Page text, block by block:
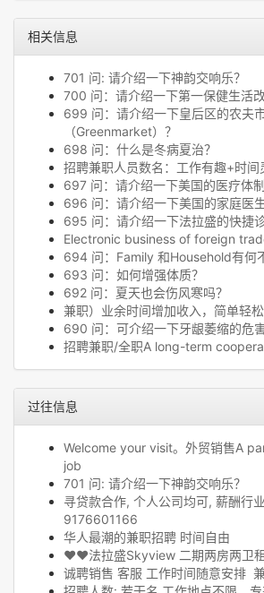
相关信息
701 问: 请介绍一下神韵交响乐？
700 问：请介绍一下第一保健生活改
699 问：请介绍一下皇后区的农夫
（Greenmarket）？
698 问：什么是冬病夏治？
招聘兼职人员数名：工作有趣+时间
697 问：请介绍一下美国的医疗体制
696 问：请介绍一下美国的家庭医
695 问：请介绍一下法拉盛的快捷
Electronic business of foreign
694 问：Family 和Household有何
693 问：如何增强体质？
692 问：夏天也会伤风寒吗？
兼职）业余时间增加收入，简单轻
690 问：可介绍一下牙龈萎缩的危害
招聘兼职/全职A long-term
过往信息
Welcome your visit。外贸销售A
job
701 问: 请介绍一下神韵交响乐？
寻贷款合作, 个人公司均可, 薪酬行
9176601166
华人最潮的兼职招聘 时间自由
❤❤法拉盛Skyview 二期两房两
诚聘销售 客服 工作时间随意安排